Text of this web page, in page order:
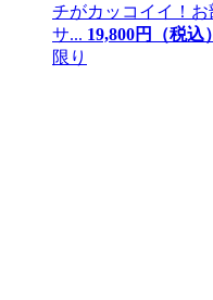
チがカッコイイ！
サ... 19,800円（税込）
限り